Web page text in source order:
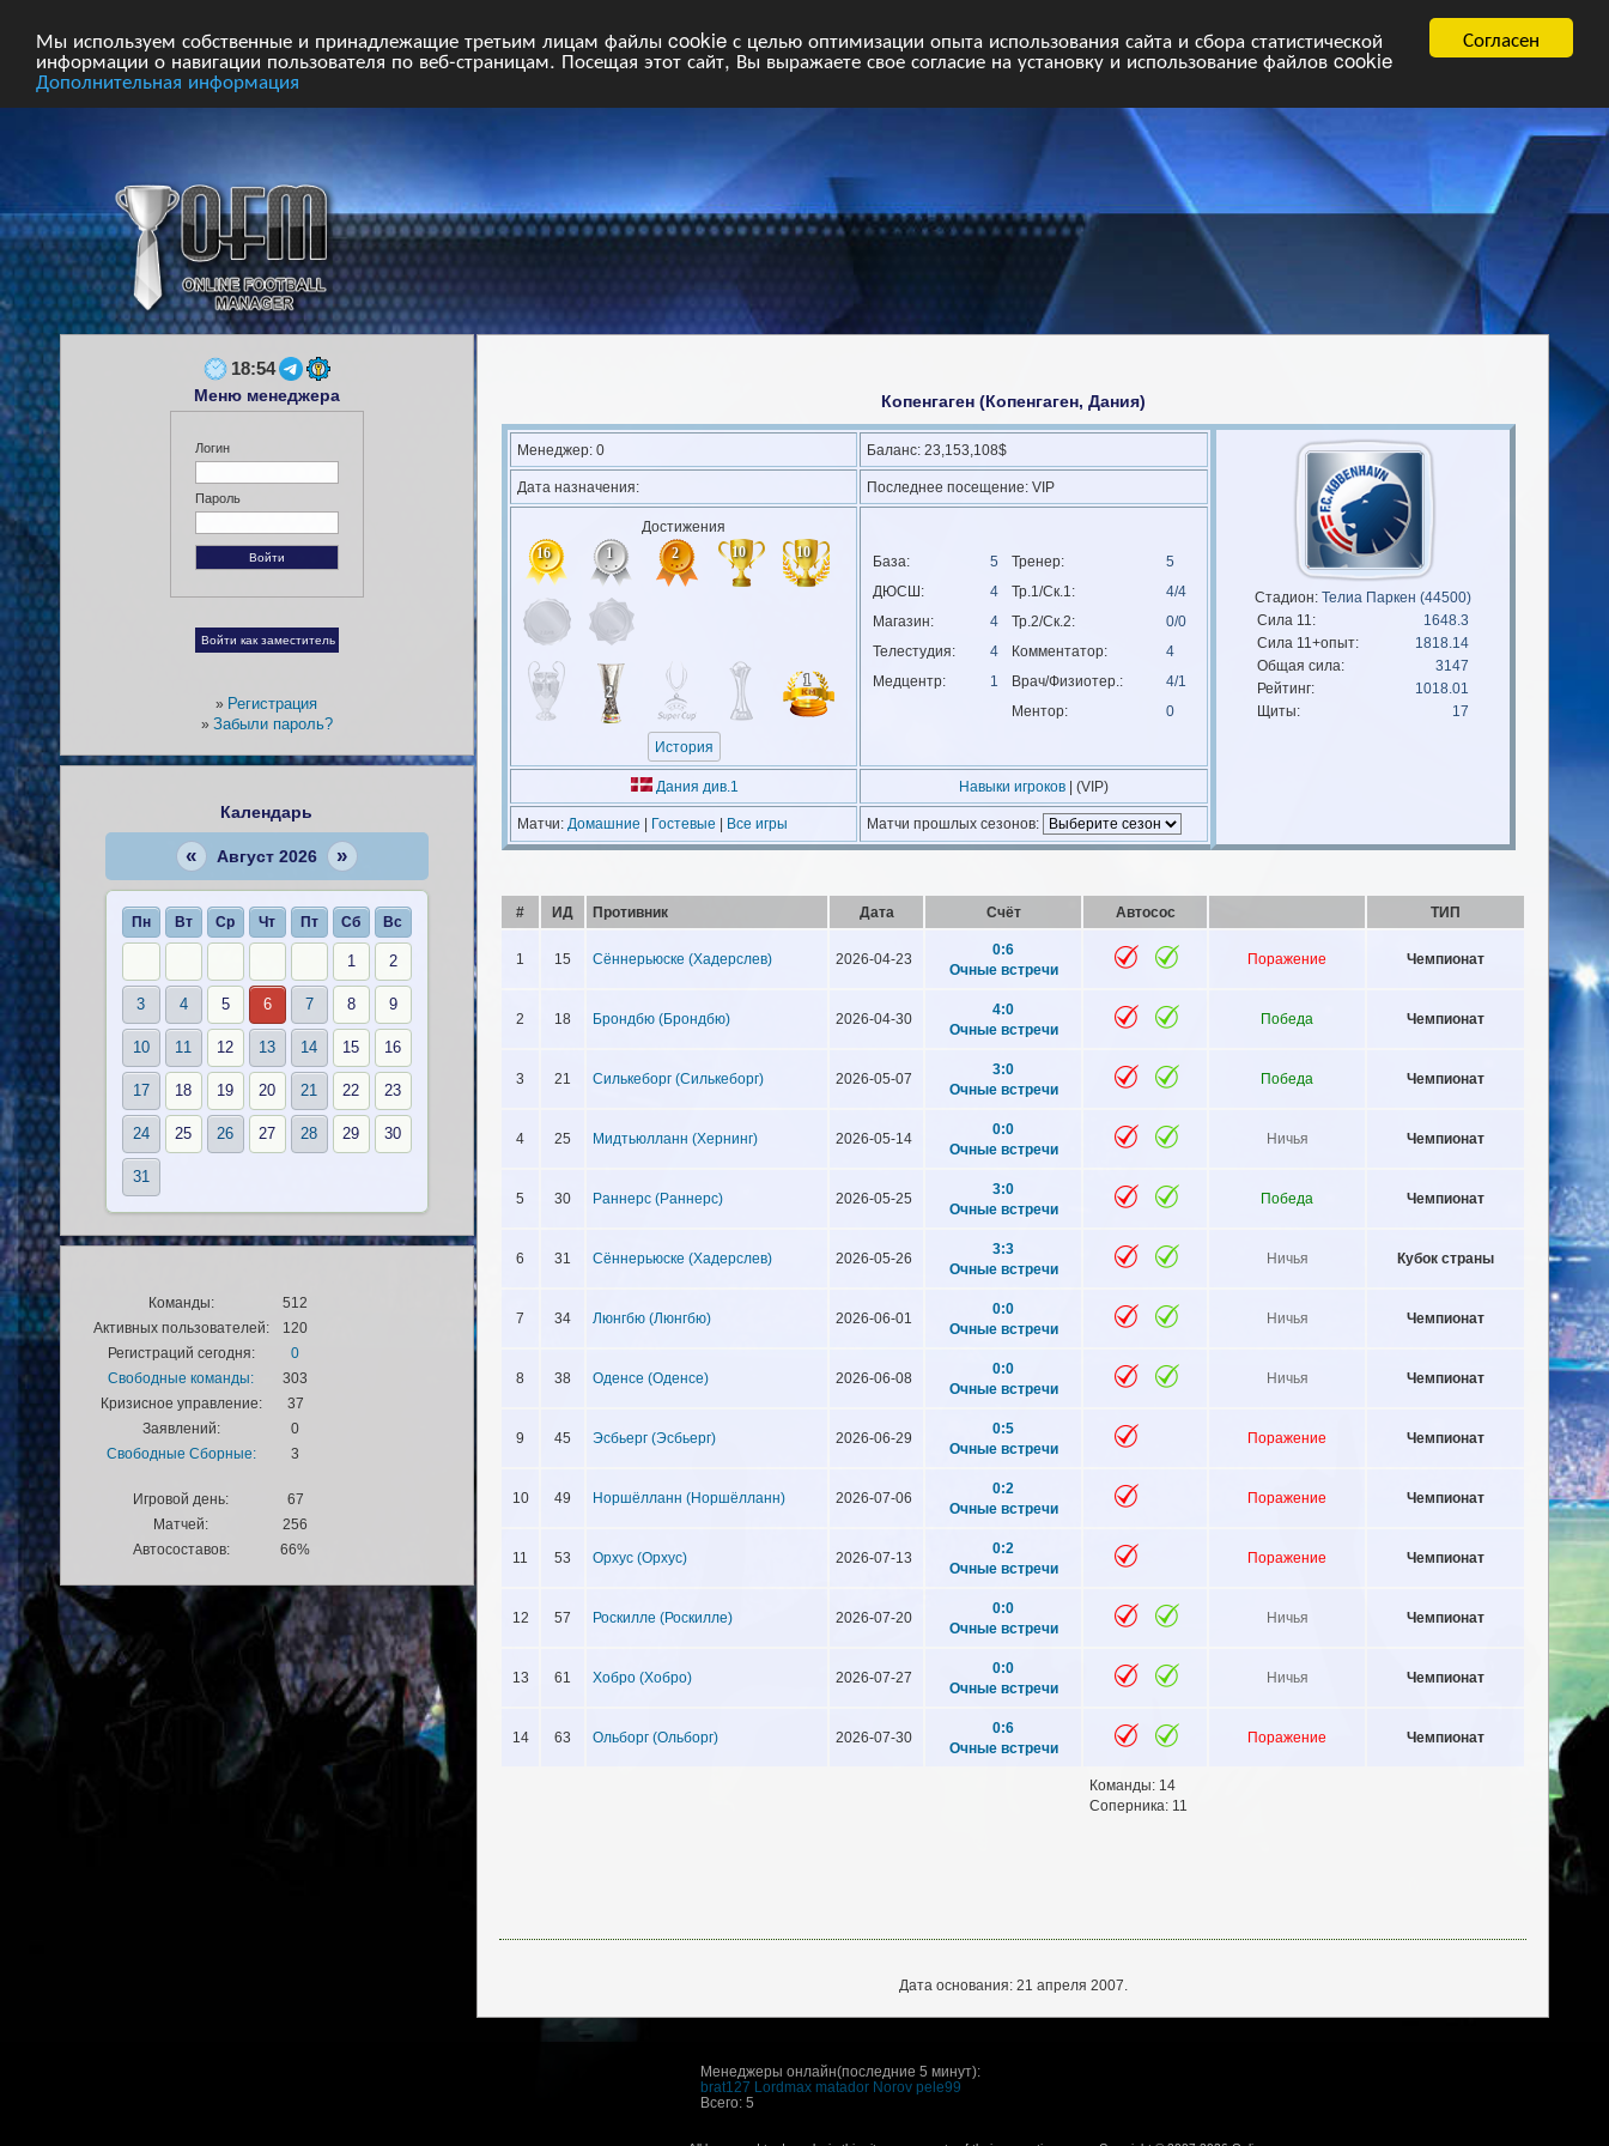
Согласен
Мы используем собственные и принадлежащие третьим лицам файлы cookie с целью оптимизации опыта использования сайта и сбора статистической
информации о навигации пользователя по веб-страницам. Посещая этот сайт, Вы выражаете свое согласие на установку и использование файлов cookie
Дополнительная информация
Копенгаген (Копенгаген, Дания)
Менеджер: 0 Баланс: 23,153,108$
Дата назначения: Последнее посещение: VIP
Достижения
16
1 2 10 10
2
1
История
База: 5 Тренер:
5
ДЮСШ:
4 Тр.1/Ск.1:
4/4
Магазин:
4 Тр.2/Ск.2:
0/0
Телестудия:
4 Комментатор:
4
Медцентр:
1 Врач/Физиотер.:
4/1
Ментор:
0
Дания див.1 Навыки игроков | (VIP)
Матчи: Домашние Гостевые Все игры Матчи прошлых сезонов:
Стадион: Телиа Паркен (44500)
Сила 11:
1648.3
Сила 11+опыт:
1818.14
Общая сила:
3147
Рейтинг:
1018.01
Щиты:
17
# ИД Противник Дата Счёт Автосос ТИП
1 15 Сённерьюске (Хадерслев) 2026-04-23
0:6
Очные встречи
Поражение Чемпионат
2 18 Брондбю (Брондбю) 2026-04-30
4:0
Очные встречи
Победа Чемпионат
3 21 Силькеборг (Силькеборг) 2026-05-07
3:0
Очные встречи
Победа Чемпионат
4 25 Мидтьюлланн (Хернинг) 2026-05-14
0:0
Очные встречи
Ничья Чемпионат
5 30 Раннерс (Раннерс) 2026-05-25
3:0
Очные встречи
Победа Чемпионат
6 31 Сённерьюске (Хадерслев) 2026-05-26
3:3
Очные встречи
Ничья Кубок страны
7 34 Люнгбю (Люнгбю) 2026-06-01
0:0
Очные встречи
Ничья Чемпионат
8 38 Оденсе (Оденсе) 2026-06-08
0:0
Очные встречи
Ничья Чемпионат
9 45 Эсбьерг (Эсбьерг) 2026-06-29
0:5
Очные встречи
Поражение Чемпионат
10 49 Норшёлланн (Норшёлланн) 2026-07-06
0:2
Очные встречи
Поражение Чемпионат
11 53 Орхус (Орхус) 2026-07-13
0:2
Очные встречи
Поражение Чемпионат
12 57 Роскилле (Роскилле) 2026-07-20
0:0
Очные встречи
Ничья Чемпионат
13 61 Хобро (Хобро) 2026-07-27
0:0
Очные встречи
Ничья Чемпионат
14 63 Ольборг (Ольборг) 2026-07-30
0:6
Очные встречи
Поражение Чемпионат
Команды: 14
Соперника: 11
Дата основания: 21 апреля 2007.
18:54
Меню менеджера
Логин
Пароль
» Регистрация
» Забыли пароль?
Календарь
« Август 2026 »
Пн Вт Ср Чт Пт Сб Вс
1 2
3 4 5 6 7 8 9
10 11 12 13 14 15 16
17 18 19 20 21 22 23
24 25 26 27 28 29 30
31
Команды:
512
Активных пользователей:
120
Регистраций сегодня:
0
Свободные команды:
303
Кризисное управление:
37
Заявлений:
0
Свободные Сборные:
3
Игровой день:
67
Матчей:
256
Автосоставов:
66%
Менеджеры онлайн(последние 5 минут):
brat127
Lordmax matador Norov pele99
Всего: 5